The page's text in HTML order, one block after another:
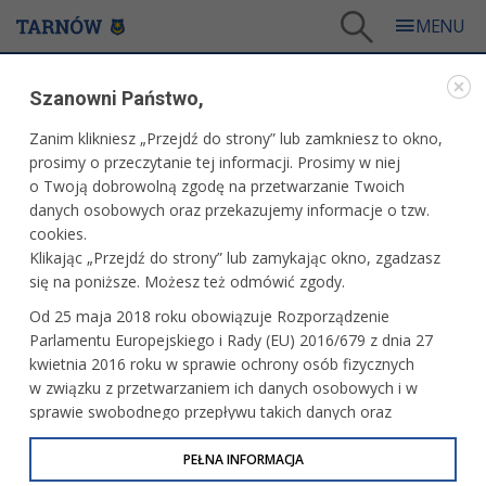
KULTURA
Koncert Reprezentacyjnego Zespołu
Artystycznego Wojska Polskiego
Instytut Sztuki PWSZ - wernisaż wystawy
"Pierwsze Plony"
Tarnowski Rynek - koncert chóru Gos PL
Szanowni Państwo,
Zanim klikniesz „Przejdź do strony” lub zamkniesz to okno,
prosimy o przeczytanie tej informacji. Prosimy w niej
o Twoją dobrowolną zgodę na przetwarzanie Twoich
danych osobowych oraz przekazujemy informacje o tzw.
cookies.
Klikając „Przejdź do strony” lub zamykając okno, zgadzasz
się na poniższe. Możesz też odmówić zgody.
Od 25 maja 2018 roku obowiązuje Rozporządzenie
Parlamentu Europejskiego i Rady (EU) 2016/679 z dnia 27
kwietnia 2016 roku w sprawie ochrony osób fizycznych
w związku z przetwarzaniem ich danych osobowych i w
sprawie swobodnego przepływu takich danych oraz
uchylenia dyrektywy 95/46/WE (określane jako RODO, GDPR
lub Ogólne Rozporządzenie o Ochronie Danych
PEŁNA INFORMACJA